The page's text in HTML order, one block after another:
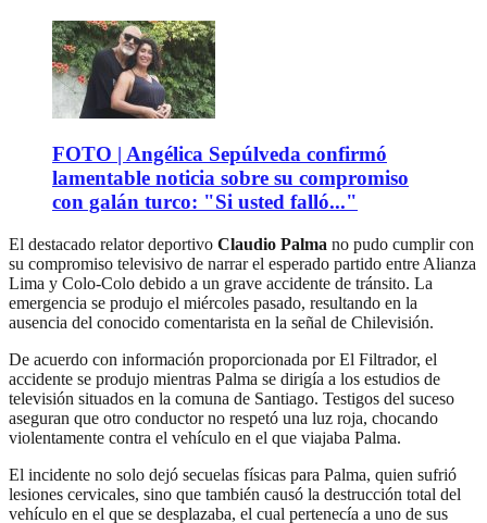
FOTO | Angélica Sepúlveda confirmó
lamentable noticia sobre su compromiso
con galán turco: "Si usted falló..."
El destacado relator deportivo Claudio Palma no pudo cumplir con
su compromiso televisivo de narrar el esperado partido entre Alianza
Lima y Colo-Colo debido a un grave accidente de tránsito. La
emergencia se produjo el miércoles pasado, resultando en la
ausencia del conocido comentarista en la señal de Chilevisión.
De acuerdo con información proporcionada por El Filtrador, el
accidente se produjo mientras Palma se dirigía a los estudios de
televisión situados en la comuna de Santiago. Testigos del suceso
aseguran que otro conductor no respetó una luz roja, chocando
violentamente contra el vehículo en el que viajaba Palma.
El incidente no solo dejó secuelas físicas para Palma, quien sufrió
lesiones cervicales, sino que también causó la destrucción total del
vehículo en el que se desplazaba, el cual pertenecía a uno de sus